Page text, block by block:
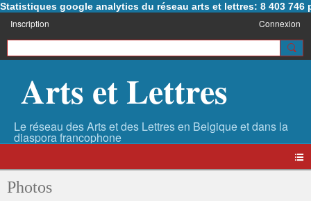
Statistiques google analytics du réseau arts et lettres: 8 403 746
Inscription Connexion
Arts et Lettres
Photos